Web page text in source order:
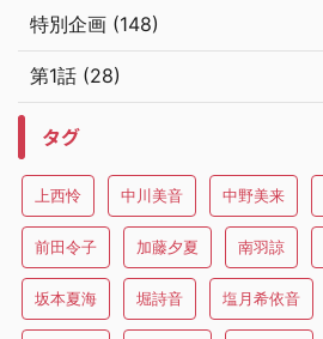
特別企画 (148)
第1話 (28)
タグ
上西怜 中川美音 中野美来
前田令子 加藤夕夏 南羽諒
坂本夏海 堀詩音 塩月希依音